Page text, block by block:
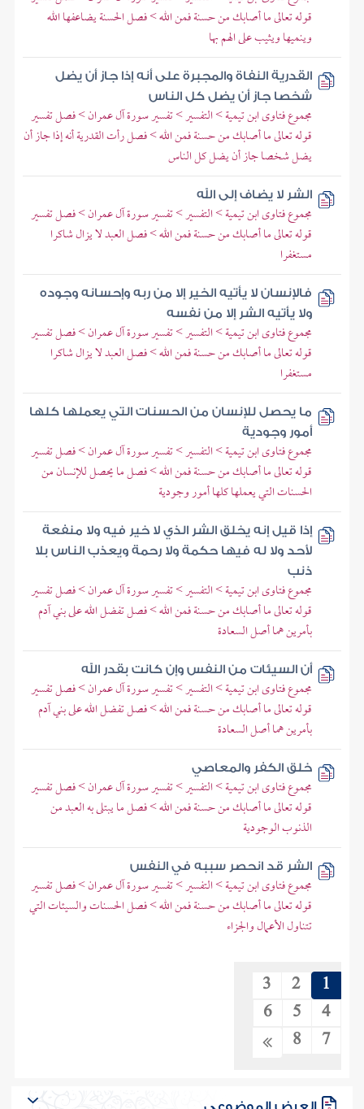
قوله تعالى ما أصابك من حسنة فمن الله > فصل الحسنة يضاعفها الله
وينميها ويثيب على الهم بها
القدرية النفاة والمجبرة على أنه إذا جاز أن يضل
شخصا جاز أن يضل كل الناس
مجموع فتاوى ابن تيمية > التفسير > تفسير سورة آل عمران > فصل تفسير
قوله تعالى ما أصابك من حسنة فمن الله > فصل رأت القدرية أنه إذا جاز أن
يضل شخصا جاز أن يضل كل الناس
الشر لا يضاف إلى الله
مجموع فتاوى ابن تيمية > التفسير > تفسير سورة آل عمران > فصل تفسير
قوله تعالى ما أصابك من حسنة فمن الله > فصل العبد لا يزال شاكرا
مستغفرا
فالإنسان لا يأتيه الخير إلا من ربه وإحسانه وجوده
ولا يأتيه الشر إلا من نفسه
مجموع فتاوى ابن تيمية > التفسير > تفسير سورة آل عمران > فصل تفسير
قوله تعالى ما أصابك من حسنة فمن الله > فصل العبد لا يزال شاكرا
مستغفرا
ما يحصل للإنسان من الحسنات التي يعملها كلها
أمور وجودية
مجموع فتاوى ابن تيمية > التفسير > تفسير سورة آل عمران > فصل تفسير
قوله تعالى ما أصابك من حسنة فمن الله > فصل ما يحصل للإنسان من
الحسنات التي يعملها كلها أمور وجودية
إذا قيل إنه يخلق الشر الذي لا خير فيه ولا منفعة
لأحد ولا له فيها حكمة ولا رحمة ويعذب الناس بلا
ذنب
مجموع فتاوى ابن تيمية > التفسير > تفسير سورة آل عمران > فصل تفسير
قوله تعالى ما أصابك من حسنة فمن الله > فصل تفضل الله على بني آدم
بأمرين هما أصل السعادة
أن السيئات من النفس وإن كانت بقدر الله
مجموع فتاوى ابن تيمية > التفسير > تفسير سورة آل عمران > فصل تفسير
قوله تعالى ما أصابك من حسنة فمن الله > فصل تفضل الله على بني آدم
بأمرين هما أصل السعادة
خلق الكفر والمعاصي
مجموع فتاوى ابن تيمية > التفسير > تفسير سورة آل عمران > فصل تفسير
قوله تعالى ما أصابك من حسنة فمن الله > فصل ما يبتلى به العبد من
الذنوب الوجودية
الشر قد انحصر سببه في النفس
مجموع فتاوى ابن تيمية > التفسير > تفسير سورة آل عمران > فصل تفسير
قوله تعالى ما أصابك من حسنة فمن الله > فصل الحسنات والسيئات التي
تتناول الأعمال والجزاء
1
2
3
4
5
6
7
8